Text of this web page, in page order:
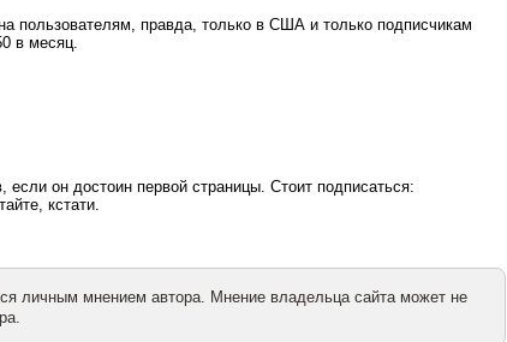
пользователям, правда, только в США и только подписчикам
в месяц.
если он достоин первой страницы. Стоит подписаться:
кстати.
личным мнением автора. Мнение владельца сайта может не